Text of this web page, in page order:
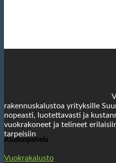
rakennuskalustoa yrityksille
nopeasti, luotettavasti ja
vuokrakoneet ja telineet
tarpeisiin
Asiakaspalvelu
Vuokrakalusto